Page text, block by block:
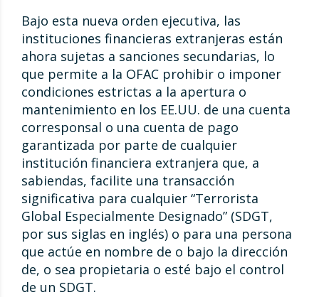
Bajo esta nueva orden ejecutiva, las
instituciones financieras extranjeras están
ahora sujetas a sanciones secundarias, lo
que permite a la OFAC prohibir o imponer
condiciones estrictas a la apertura o
mantenimiento en los EE.UU. de una cuenta
corresponsal o una cuenta de pago
garantizada por parte de cualquier
institución financiera extranjera que, a
sabiendas, facilite una transacción
significativa para cualquier “Terrorista
Global Especialmente Designado” (SDGT,
por sus siglas en inglés) o para una persona
que actúe en nombre de o bajo la dirección
de, o sea propietaria o esté bajo el control
de un SDGT.